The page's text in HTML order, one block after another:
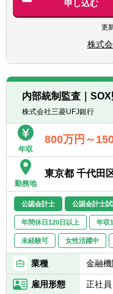
部監査
見の
■金
理（
（
申し込む
更
株式
内部統制監査｜SOX
株式会社三菱UFJ銀行
年収
800万円～
勤務地
東京都 千代田
公認会計士 公認会計士
年間休日120日以上 年収
未経験可 女性活躍中
業種 金融
雇用形態 正社員